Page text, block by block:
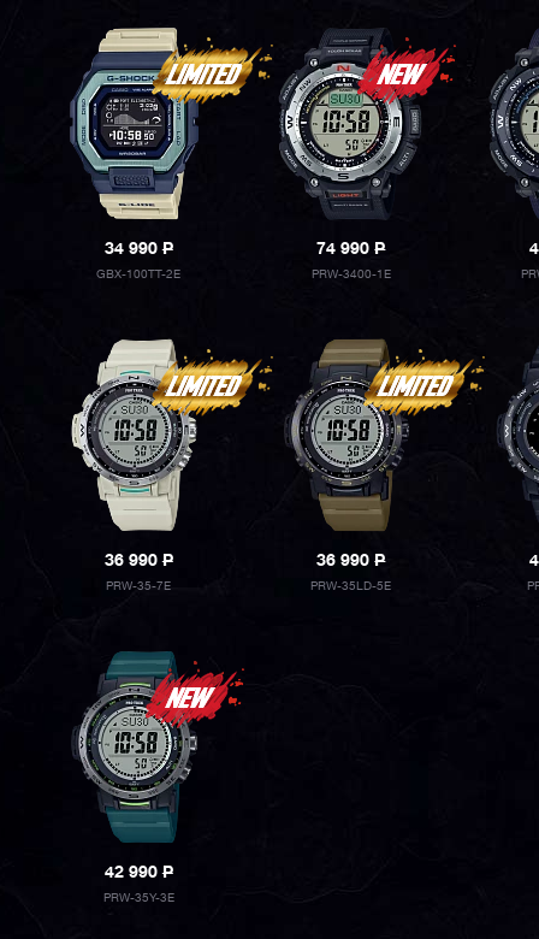
34 990P
GBX-100TT-2E
74 990P
PRW-3400-1E
36 990P
PRW-35-7E
36 990P
PRW-35LD-5E
42 990P
PRW-35Y-3E